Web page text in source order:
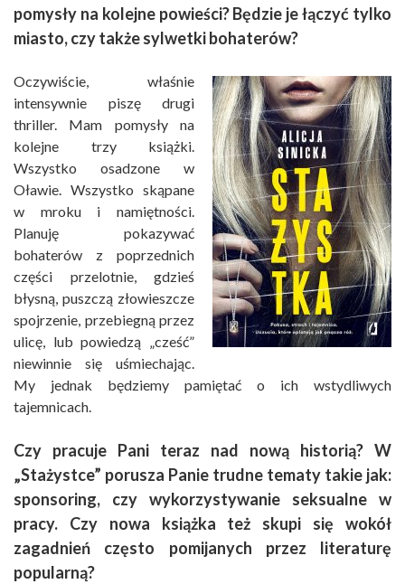
pomysły na kolejne powieści? Będzie je łączyć tylko
miasto, czy także sylwetki bohaterów?
Oczywiście, właśnie
intensywnie piszę drugi
thriller. Mam pomysły na
kolejne trzy książki.
Wszystko osadzone w
Oławie. Wszystko skąpane
w mroku i namiętności.
Planuję pokazywać
bohaterów z poprzednich
części przelotnie, gdzieś
błysną, puszczą złowieszcze
spojrzenie, przebiegną przez
ulicę, lub powiedzą „cześć”
niewinnie się uśmiechając.
My jednak będziemy pamiętać o ich wstydliwych
tajemnicach.
Czy pracuje Pani teraz nad nową historią? W
„Stażystce” porusza Panie trudne tematy takie jak:
sponsoring, czy wykorzystywanie seksualne w
pracy. Czy nowa książka też skupi się wokół
zagadnień często pomijanych przez literaturę
popularną?